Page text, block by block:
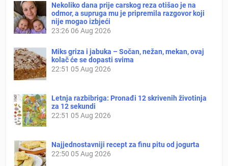
Nekoliko dana prije carskog reza otišao je na
odmor, a supruga mu je pripremila razgovor koji
nije mogao izbjeći
23:26 06 Aug 2026
Miks griza i jabuka – Sočan, nežan, mekan, ovaj
kolač će se dopasti svima
22:51 05 Aug 2026
Letnja razbibriga: Pronađi 12 skrivenih životinja
za 12 sekundi
22:51 05 Aug 2026
Najjednostavniji recept za finu pitu od jogurta
22:50 05 Aug 2026